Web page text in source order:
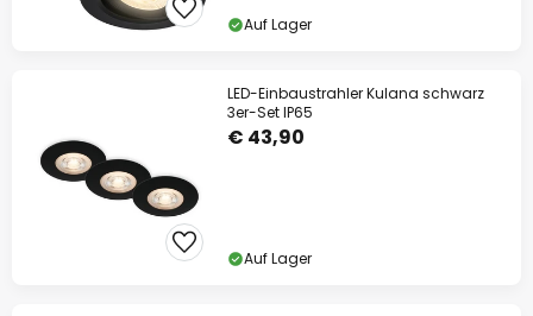
Auf Lager
LED-Einbaustrahler Kulana schwarz
3er-Set IP65
€ 43,90
Auf Lager